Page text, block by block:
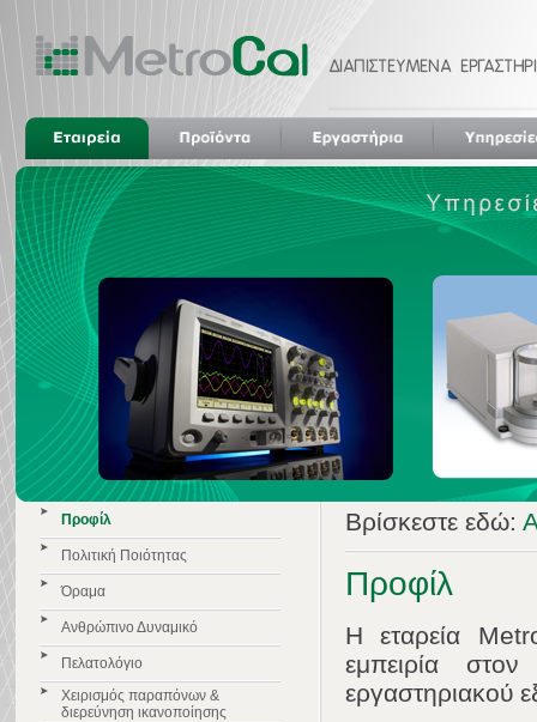
Προφίλ
Πολιτική Ποιότητας
Όραμα
Ανθρώπινο Δυναμικό
Πελατολόγιο
Χειρισμός παραπόνων &
διερεύνηση ικανοποίησης
Βρίσκεστε εδώ:
Προφίλ
Η εταρεία
εμπειρία
εργαστηριακού